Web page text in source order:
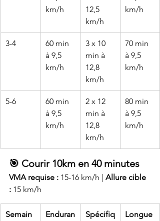
km/h
12,5
km/h
km/h
3-4
60 min
à 9,5
km/h
3 x 10
min à
12,8
km/h
70 min
à 9,5
km/h
5-6
60 min
à 9,5
km/h
2 x 12
min à
12,8
km/h
80 min
à 9,5
km/h
🎯 Courir 10km en 40 minutes
VMA requise : 15-16 km/h | Allure cible
: 15 km/h
Semain
Enduran
Spécifiq
Longue